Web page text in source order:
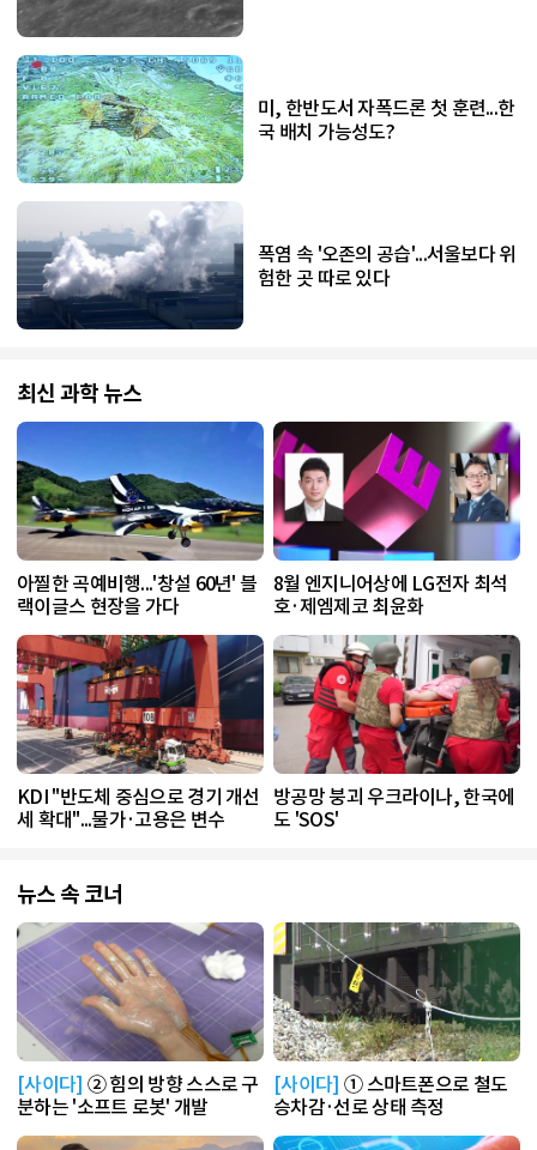
미, 한반도서 자폭드론 첫 훈련...한
국 배치 가능성도?
폭염 속 '오존의 공습'...서울보다 위
험한 곳 따로 있다
최신 과학 뉴스
아찔한 곡예비행...'창설 60년' 블
랙이글스 현장을 가다
8월 엔지니어상에 LG전자 최석
호·제엠제코 최윤화
KDI "반도체 중심으로 경기 개선
세 확대"...물가·고용은 변수
방공망 붕괴 우크라이나, 한국에
도 'SOS'
뉴스 속 코너
[사이다] ② 힘의 방향 스스로 구
분하는 '소프트 로봇' 개발
[사이다] ① 스마트폰으로 철도
승차감·선로 상태 측정